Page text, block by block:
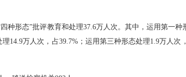
形态”批评教育和处理37.6万人次。其中，运用第一种
14.9万人次，占39.7%；运用第三种形态处理1.9万人次